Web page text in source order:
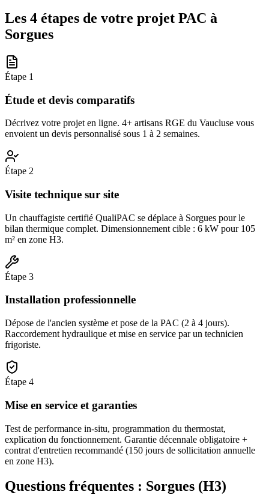
Les 4 étapes de votre projet PAC à
Sorgues
Étape 1
Étude et devis comparatifs
Décrivez votre projet en ligne. 4+ artisans RGE du Vaucluse vous
envoient un devis personnalisé sous 1 à 2 semaines.
Étape 2
Visite technique sur site
Un chauffagiste certifié QualiPAC se déplace à Sorgues pour le
bilan thermique complet. Dimensionnement cible : 6 kW pour 105
m² en zone H3.
Étape 3
Installation professionnelle
Dépose de l'ancien système et pose de la PAC (2 à 4 jours).
Raccordement hydraulique et mise en service par un technicien
frigoriste.
Étape 4
Mise en service et garanties
Test de performance in-situ, programmation du thermostat,
explication du fonctionnement. Garantie décennale obligatoire +
contrat d'entretien recommandé (150 jours de sollicitation annuelle
en zone H3).
Questions fréquentes : Sorgues (H3)